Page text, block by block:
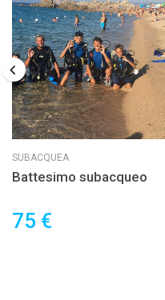
SUBACQUEA
Battesimo subacqueo
75 €